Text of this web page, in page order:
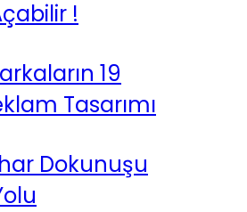
!
19
Tasarımı
Dokunuşu